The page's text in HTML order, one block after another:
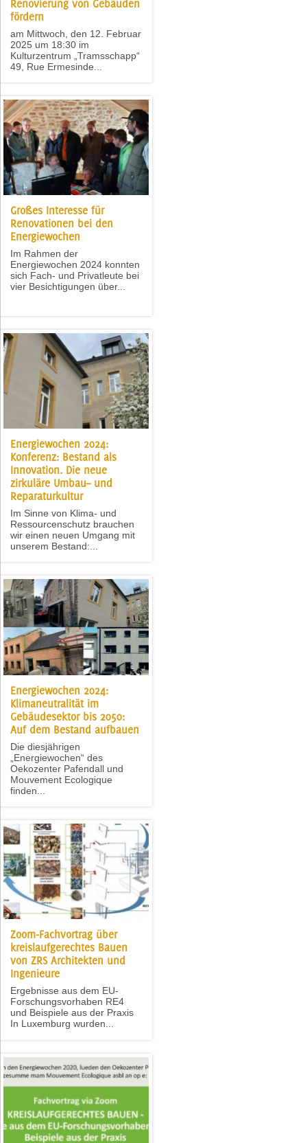
Renovierung von Gebäuden
fördern
am Mittwoch, den 12. Februar
2025 um 18:30 im
Kulturzentrum „Tramsschapp“
49, Rue Ermesinde...
Großes Interesse für
Renovationen bei den
Energiewochen
Im Rahmen der
Energiewochen 2024 konnten
sich Fach- und Privatleute bei
vier Besichtigungen über...
Energiewochen 2024:
Konferenz: Bestand als
Innovation. Die neue
zirkuläre Umbau– und
Reparaturkultur
Im Sinne von Klima- und
Ressourcenschutz brauchen
wir einen neuen Umgang mit
unserem Bestand:...
Energiewochen 2024:
Klimaneutralität im
Gebäudesektor bis 2050:
Auf dem Bestand aufbauen
Die diesjährigen
„Energiewochen“ des
Oekozenter Pafendall und
Mouvement Ecologique
finden...
Zoom-Fachvortrag über
kreislaufgerechtes Bauen
von ZRS Architekten und
Ingenieure
Ergebnisse aus dem EU-
Forschungsvorhaben RE4
und Beispiele aus der Praxis
In Luxemburg wurden...